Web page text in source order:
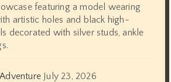
featuring a model wearing
artistic holes and black high-
decorated with silver studs, ankle
July 23, 2026